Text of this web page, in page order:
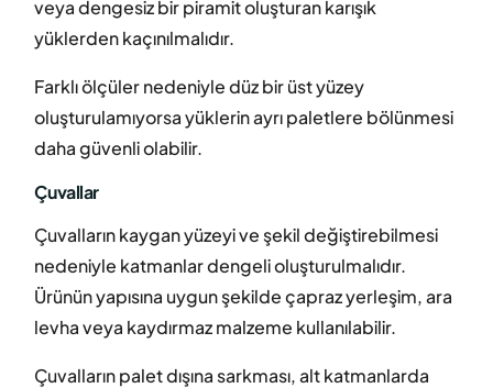
veya dengesiz bir piramit oluşturan karışık
yüklerden kaçınılmalıdır.
Farklı ölçüler nedeniyle düz bir üst yüzey
oluşturulamıyorsa yüklerin ayrı paletlere bölünmesi
daha güvenli olabilir.
Çuvallar
Çuvalların kaygan yüzeyi ve şekil değiştirebilmesi
nedeniyle katmanlar dengeli oluşturulmalıdır.
Ürünün yapısına uygun şekilde çapraz yerleşim, ara
levha veya kaydırmaz malzeme kullanılabilir.
Çuvalların palet dışına sarkması, alt katmanlarda